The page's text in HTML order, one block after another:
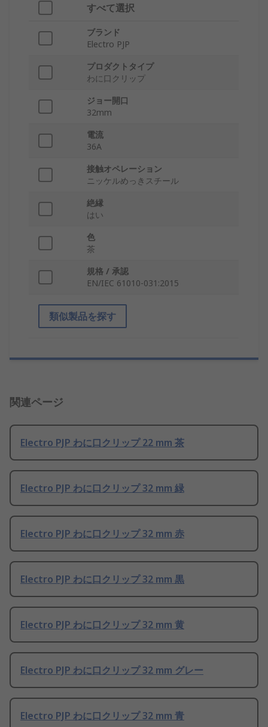
すべて選択
ブランド
Electro PJP
プロダクトタイプ
わに口クリップ
ジョー開口
32mm
電流
36A
接触オペレーション
ニッケルめっきスチール
絶縁
はい
色
茶
規格 / 承認
EN/IEC 61010-031:2015
類似製品を探す
関連ページ
Electro PJP わに口クリップ 22 mm 茶
Electro PJP わに口クリップ 32 mm 緑
Electro PJP わに口クリップ 32 mm 赤
Electro PJP わに口クリップ 32 mm 黒
Electro PJP わに口クリップ 32 mm 黄
Electro PJP わに口クリップ 32 mm グレー
Electro PJP わに口クリップ 32 mm 青